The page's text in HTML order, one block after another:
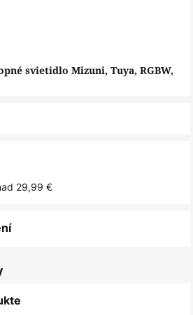
svietidlo Mizuni, Tuya, RGBW,
29,99 €